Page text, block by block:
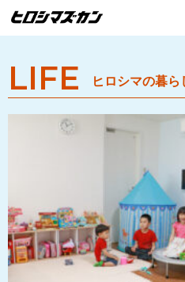
LIFE ヒロシマの暮ら